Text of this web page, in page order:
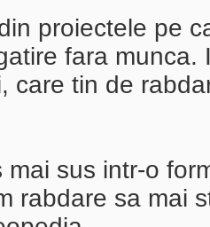
proiectele pe
fara
care tin de
mai sus intr-o
rabdare sa mai